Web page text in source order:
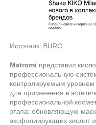
Источник: BURO.
Matromi представил
профессиональную
контролируемым уровнем
для применения в
профессиональной
этапа: обновляющую
эксфолиирующих кислот